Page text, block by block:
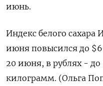
июнь.
Индекс белого сахара
июня повысился до
20 июня, в рублях - до
килограмм. (Ольга